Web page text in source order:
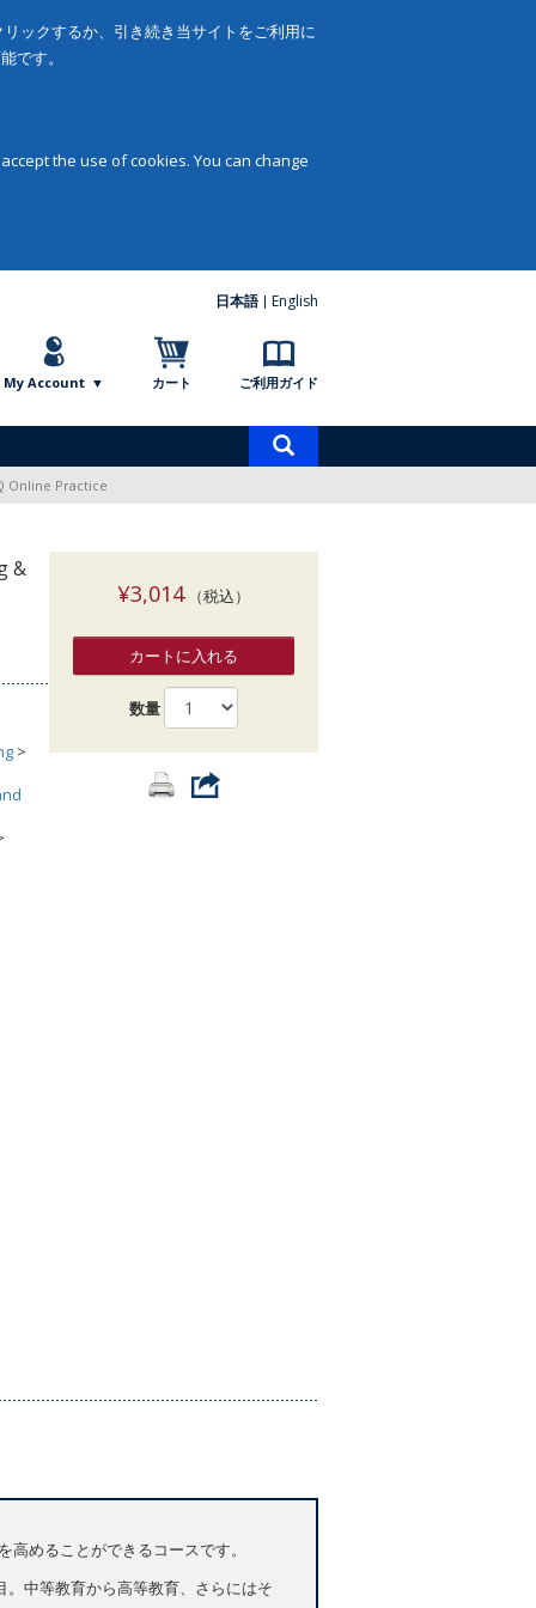
ックするか、引き続き当サイトをご利用に
です。
the use of cookies. You can change
日本語 English
My Account カート ご利用ガイド
索
Online Practice
&
>
¥3,014（税込）
カートに入れる
数量
めることができるコースです。
中等教育から高等教育、さらにはそ